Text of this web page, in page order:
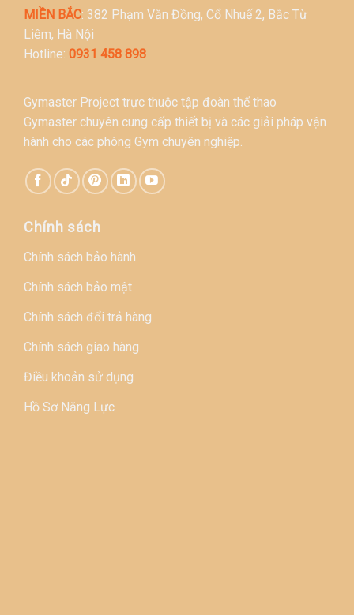
MIỀN BẮC: 382 Phạm Văn Đồng, Cổ Nhuế 2, Bắc Từ
Liêm, Hà Nội
Hotline: 0931 458 898
Gymaster Project trực thuộc tập đoàn thể thao
Gymaster chuyên cung cấp thiết bị và các giải pháp vận
hành cho các phòng Gym chuyên nghiệp.
Chính sách
Chính sách bảo hành
Chính sách bảo mật
Chính sách đổi trả hàng
Chính sách giao hàng
Điều khoản sử dụng
Hồ Sơ Năng Lực